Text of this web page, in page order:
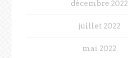
décembre 2022
juillet 2022
mai 2022